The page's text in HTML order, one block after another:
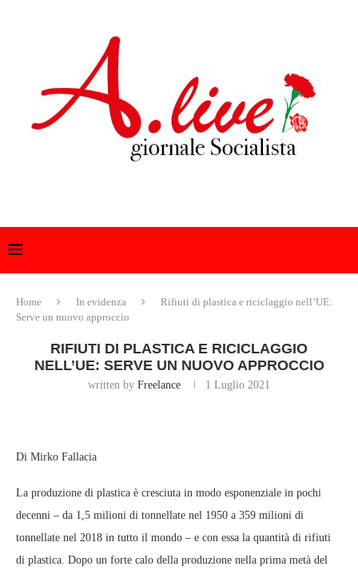
Home In evidenza
Rifiuti di plastica e riciclaggio nell’UE:
Serve un nuovo approccio
RIFIUTI DI PLASTICA E RICICLAGGIO
NELL’UE: SERVE UN NUOVO APPROCCIO
written by Freelance 1 Luglio 2021
Di Mirko Fallacia
La produzione di plastica è cresciuta in modo esponenziale in pochi
decenni – da 1,5 milioni di tonnellate nel 1950 a 359 milioni di
tonnellate nel 2018 in tutto il mondo – e con essa la quantità di rifiuti
di plastica. Dopo un forte calo della produzione nella prima metà del